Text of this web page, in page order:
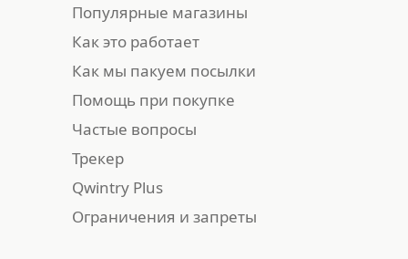
Как это работает
Популярные магазины
Qwintry Plus
Помощь при покупке
Ограничения и запреты
Частые вопросы
Как мы пакуем посылки
Трекер